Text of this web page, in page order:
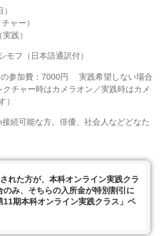
ャー）
践）
モフ（日本語通訳付）
の参加費：7000円 実践希望しない場合
チャー時はカメラオン／実践時はカメ
）
続可能な方。俳優、社会人などどなた
れた方が、本科オンライン実践クラ
のみ、そちらの入所金が特別割引に
11期本科オンライン実践クラス」ペ